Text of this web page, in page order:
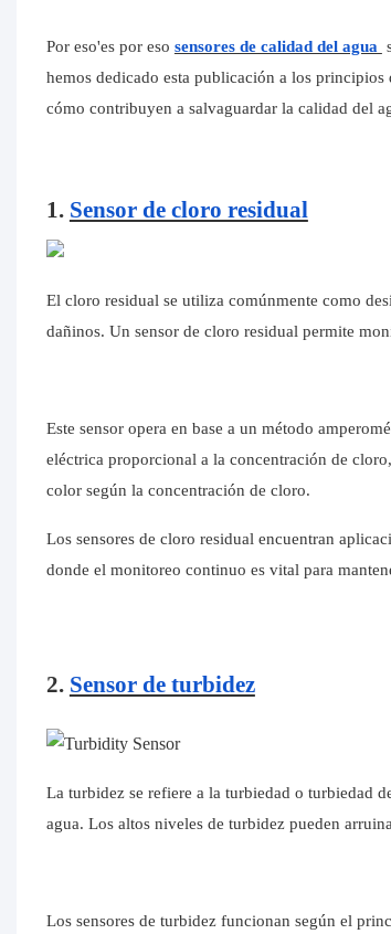
Por eso'es por eso sensores de calidad del agua
hemos dedicado esta publicación a los
cómo contribuyen a salvaguardar la calidad del
1. Sensor de cloro residual
El cloro residual se utiliza comúnmente como
dañinos. Un sensor de cloro residual permite
Este sensor opera en base a un método
eléctrica proporcional a la concentración de
color según la concentración de cloro.
Los sensores de cloro residual encuentran
donde el monitoreo continuo es vital para
2. Sensor de turbidez
La turbidez se refiere a la turbiedad o turbiedad
agua. Los altos niveles de turbidez pueden
Los sensores de turbidez funcionan según el